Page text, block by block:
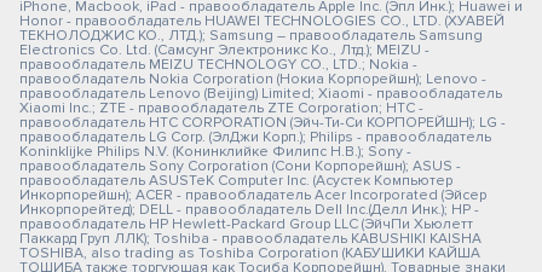
iPhone, Macbook, iPad - правообладатель Apple Inc. (Эпл Инк.); Huawei и
Honor - правообладатель HUAWEI TECHNOLOGIES CO., LTD. (ХУАВЕЙ
ТЕКНОЛОДЖИС КО., ЛТД.); Samsung – правообладатель Samsung
Electronics Co. Ltd. (Самсунг Электроникс Ко., Лтд.); MEIZU -
правообладатель MEIZU TECHNOLOGY CO., LTD.; Nokia -
правообладатель Nokia Corporation (Нокиа Корпорейшн); Lenovo -
правообладатель Lenovo (Beijing) Limited; Xiaomi - правообладатель
Xiaomi Inc.; ZTE - правообладатель ZTE Corporation; HTC -
правообладатель HTC CORPORATION (Эйч-Ти-Си КОРПОРЕЙШН); LG -
правообладатель LG Corp. (ЭлДжи Корп.); Philips - правообладатель
Koninklijke Philips N.V. (Конинклийке Филипс Н.В.); Sony -
правообладатель Sony Corporation (Сони Корпорейшн); ASUS -
правообладатель ASUSTeK Computer Inc. (Асустек Компьютер
Инкорпорейшн); ACER - правообладатель Acer Incorporated (Эйсер
Инкорпорейтед); DELL - правообладатель Dell Inc.(Делл Инк.); HP -
правообладатель HP Hewlett-Packard Group LLC (ЭйчПи Хьюлетт
Паккард Груп ЛЛК); Toshiba - правообладатель KABUSHIKI KAISHA
TOSHIBA, also trading as Toshiba Corporation (КАБУШИКИ КАЙША
ТОШИБА также торгующая как Тосиба Корпорейшн). Товарные знаки